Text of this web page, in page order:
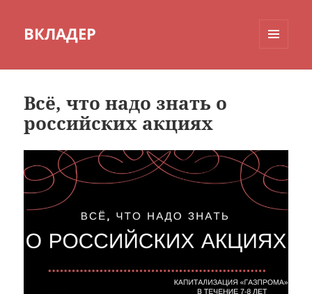
ВКЛАДЕР
Всё, что надо знать о
российских акциях